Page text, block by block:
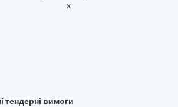
x
тендерні вимоги